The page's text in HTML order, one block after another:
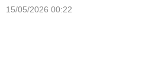
15/05/2026 00:22